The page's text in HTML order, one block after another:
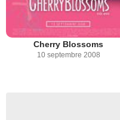
Cherry Blossoms
10 septembre 2008